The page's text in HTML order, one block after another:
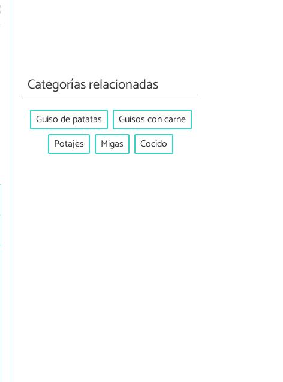
Categorías relacionadas
Guiso de patatas
Guisos con carne
Potajes
Migas Cocido